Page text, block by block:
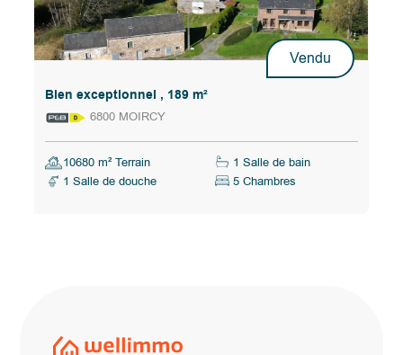
Vendu
Bien exceptionnel , 189 m²
6800 MOIRCY
10680 m² Terrain
1 Salle de bain
1 Salle de douche
5 Chambres